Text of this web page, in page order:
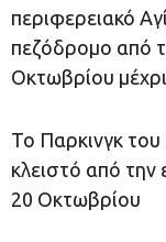
περιφερειακό
πεζόδρομο από
Οκτωβρίου μέχρι
Το Παρκινγκ του
κλειστό από την
20 Οκτωβρίου